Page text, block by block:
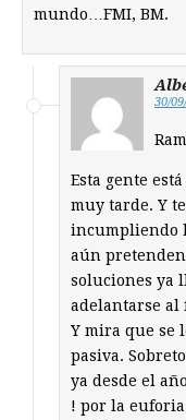
mundo…FMI, BM.
30/
Esta gente
muy tarde. Y
incumpliendo
aún pretenden
soluciones ya
adelantarse al
Y mira que se
pasiva.
ya desde el
! por la